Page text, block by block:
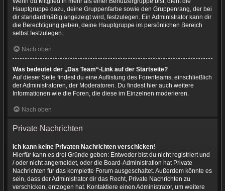
Hauptgruppe dazu, deine Gruppenfarbe sowie den Gruppenrang, der bei
dir standardmäßig angezeigt wird, festzulegen. Ein Administrator kann dir
die Berechtigung geben, deine Hauptgruppe im persönlichen Bereich
selbst festzulegen.
Nach oben
Was bedeutet der „Das Team“-Link auf der Startseite?
Auf dieser Seite findest du eine Auflistung des Forenteams, einschließlich
der Administratoren, der Moderatoren. Du findest hier auch weitere
Informationen wie die Foren, die diese im Einzelnen moderieren.
Nach oben
Private Nachrichten
Ich kann keine Privaten Nachrichten verschicken!
Hierfür kann es drei Gründe geben: Entweder bist du nicht registriert und
/ oder nicht angemeldet, oder die Board-Administration hat Private
Nachrichten für das komplette Forum ausgeschaltet. Außerdem könnte es
sein, dass der Administrator dir das Recht, Private Nachrichten zu
verschicken, entzogen hat. Kontaktiere einen Administrator, um weitere